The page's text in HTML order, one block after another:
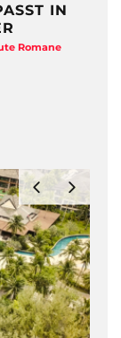
IN
Romane